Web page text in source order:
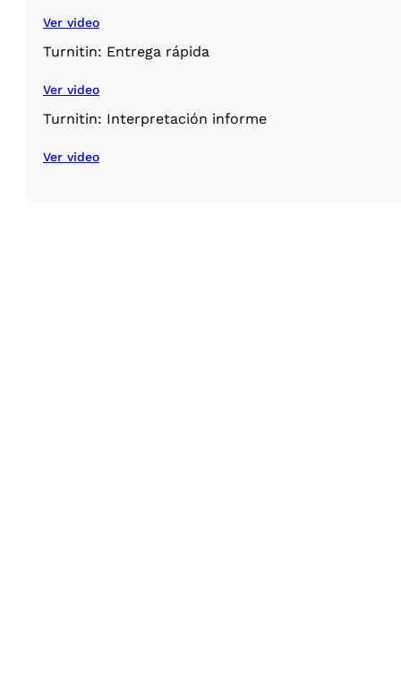
Ver video
Turnitin: Entrega rápida
Ver video
Turnitin: Interpretación informe
Ver video